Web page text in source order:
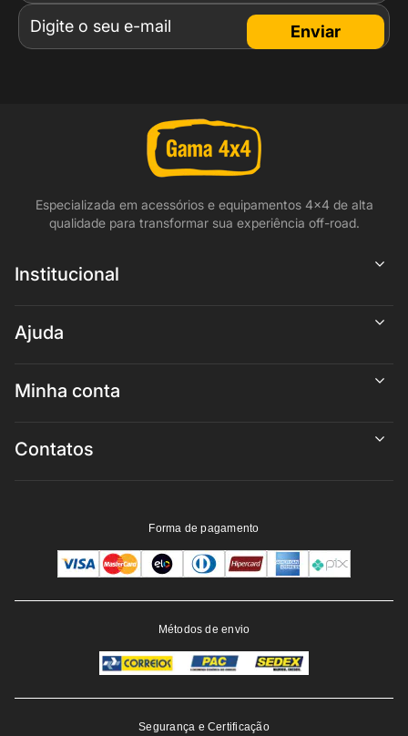
Enviar
Especializada em acessórios e equipamentos 4x4 de alta
qualidade para transformar sua experiência off-road.
Institucional
Ajuda
Minha conta
Contatos
Forma de pagamento
Métodos de envio
Segurança e Certificação